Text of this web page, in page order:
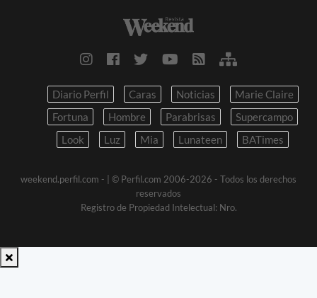
Diario Perfil Caras Noticias
Marie Claire
Fortuna
Hombre Parabrisas
Supercampo
Look
Luz Mia Lunateen BATimes
weekend.perfil.com -
| © Perfil.com 2006-2026 - Todos los derechos
reservados
Registro de Propiedad Intelectual: Nro.